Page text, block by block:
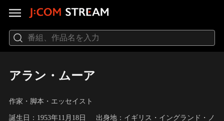
アラン・ムーア
作家・脚本・エッセイスト
誕生日：1953年11月18日
出身地：イギリス・イングランド・ノ